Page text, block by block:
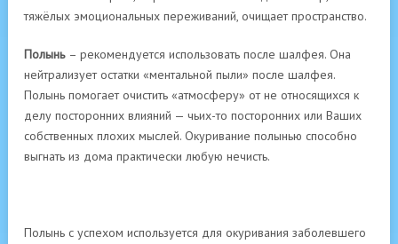
тяжёлых эмоцио­нальных переживаний, очищает про­странство.
Полынь – рекомендуется использовать после шалфея. Она
нейтрализует остатки «менталь­ной пыли» после шалфея.
Полынь помогает очистить «атмос­феру» от не относящихся к
делу посто­ронних влияний — чьих-то посторонних или Ваших
собственных плохих мыслей. Окуривание полынью способно
выг­нать из дома практически любую нечисть.
Полынь с успехом используется для окурива­ния заболевшего